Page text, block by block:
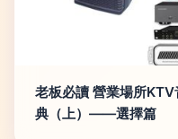
老板必讀 營業場所
典（上）——選擇篇